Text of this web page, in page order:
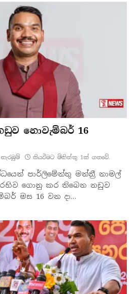
නොවැම්බර් 16
නැරඹු​ම් කියවීමට මිනිත්තු 1ක් ගතවේ.
පාර්ලිමේන්තු මන්ත්‍රී නාමල්
ගොනු කර තිබෙන නඩුව
මස 16 වන දා…